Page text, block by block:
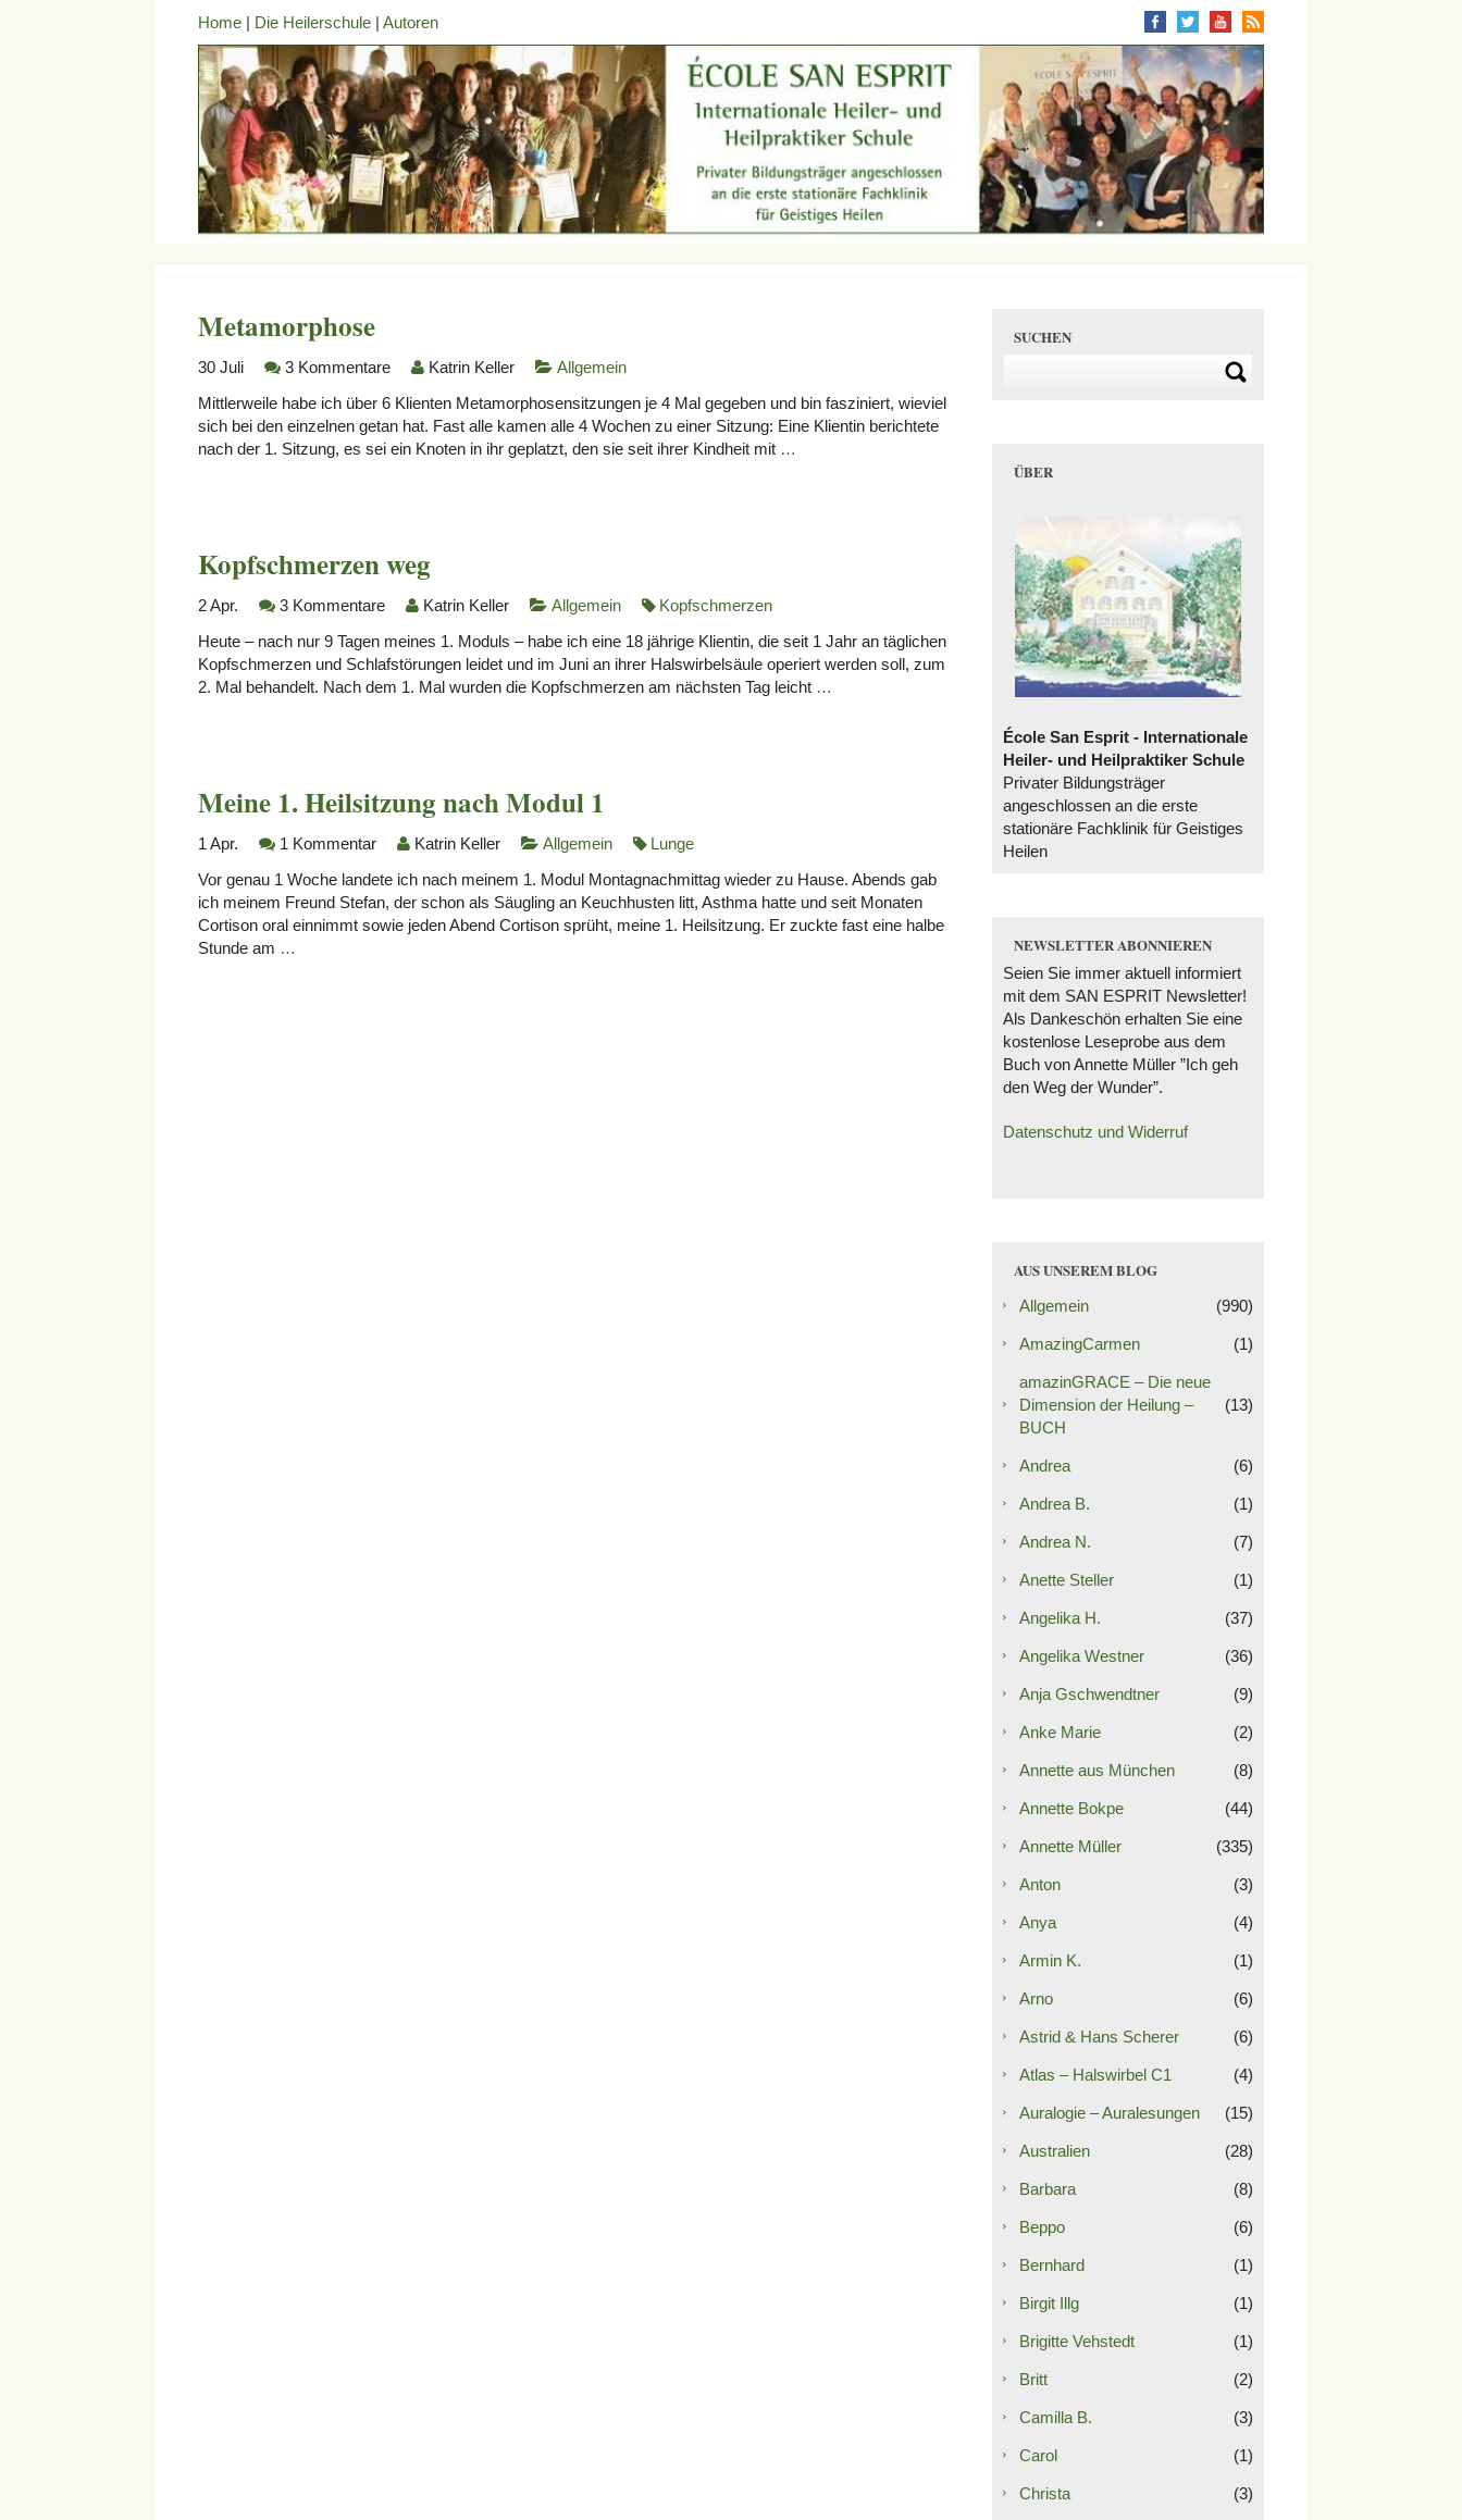
Home | Die Heilerschule | Autoren
Metamorphose
30 Juli 3 Kommentare Katrin Keller
Allgemein
Mittlerweile habe ich über 6 Klienten Metamorphosensitzungen je 4 Mal gegeben und bin fasziniert, wieviel
sich bei den einzelnen getan hat. Fast alle kamen alle 4 Wochen zu einer Sitzung: Eine Klientin berichtete
nach der 1. Sitzung, es sei ein Knoten in ihr geplatzt, den sie seit ihrer Kindheit mit …
Kopfschmerzen weg
2Apr. 3 Kommentare Katrin Keller Allgemein
Kopfschmerzen
Heute – nach nur 9 Tagen meines 1. Moduls – habe ich eine 18 jährige Klientin, die seit 1 Jahr an täglichen
Kopfschmerzen und Schlafstörungen leidet und im Juni an ihrer Halswirbelsäule operiert werden soll, zum
2. Mal behandelt. Nach dem 1. Mal wurden die Kopfschmerzen am nächsten Tag leicht …
Meine 1. Heilsitzung nach Modul 1
1 Apr. 1 Kommentar Katrin Keller Allgemein
Lunge
Vor genau 1 Woche landete ich nach meinem 1. Modul Montagnachmittag wieder zu Hause. Abends gab
ich meinem Freund Stefan, der schon als Säugling an Keuchhusten litt, Asthma hatte und seit Monaten
Cortison oral einnimmt sowie jeden Abend Cortison sprüht, meine 1. Heilsitzung. Er zuckte fast eine halbe
Stunde am …
SUCHEN
ÜBER
École San Esprit - Internationale
Heiler- und Heilpraktiker Schule
Privater Bildungsträger
angeschlossen an die erste
stationäre Fachklinik für Geistiges
Heilen
NEWSLETTER ABONNIEREN
Seien Sie immer aktuell informiert
mit dem SAN ESPRIT Newsletter!
Als Dankeschön erhalten Sie eine
kostenlose Leseprobe aus dem
Buch von Annette Müller ”Ich geh
den Weg der Wunder”.
Datenschutz und Widerruf
AUS UNSEREM BLOG
Allgemein (990)
AmazingCarmen (1)
amazinGRACE – Die neue
Dimension der Heilung –
BUCH
(13)
Andrea (6)
Andrea B. (1)
Andrea N. (7)
Anette Steller (1)
Angelika H. (37)
Angelika Westner (36)
Anja Gschwendtner (9)
Anke Marie (2)
Annette aus München (8)
Annette Bokpe (44)
Annette Müller (335)
Anton (3)
Anya (4)
Armin K. (1)
Arno (6)
Astrid & Hans Scherer (6)
Atlas – Halswirbel C1 (4)
Auralogie – Auralesungen (15)
Australien (28)
Barbara (8)
Beppo (6)
Bernhard (1)
Birgit Illg (1)
Brigitte Vehstedt (1)
Britt (2)
Camilla B. (3)
Carol (1)
Christa (3)